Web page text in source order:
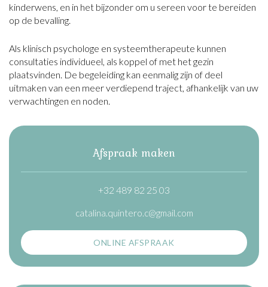
kinderwens, en in het bijzonder om u sereen voor te bereiden
op de bevalling.
Als klinisch psychologe en systeemtherapeute kunnen
consultaties individueel, als koppel of met het gezin
plaatsvinden. De begeleiding kan eenmalig zijn of deel
uitmaken van een meer verdiepend traject, afhankelijk van uw
verwachtingen en noden.
Afspraak maken
+32 489 82 25 03
catalina.quintero.c@gmail.com
ONLINE AFSPRAAK